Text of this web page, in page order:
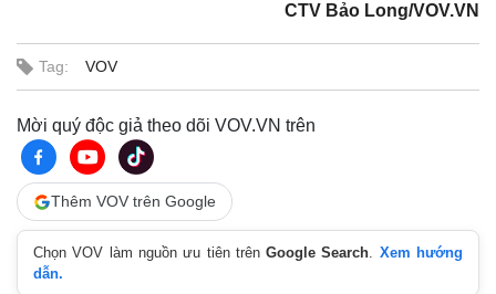
CTV Bảo Long/VOV.VN
Tag: VOV
Mời quý độc giả theo dõi VOV.VN trên
Thêm VOV trên Google
Chọn VOV làm nguồn ưu tiên trênGoogle Search. Xem hướng
dẫn.